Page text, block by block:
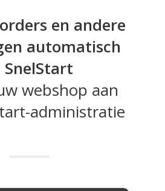
en andere
automatisch
SnelStart
webshop aan
administratie